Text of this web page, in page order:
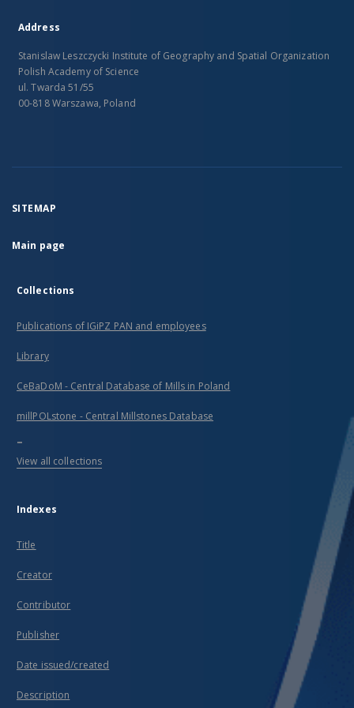
Address
Stanislaw Leszczycki Institute of Geography and Spatial Organization
Polish Academy of Science
ul. Twarda 51/55
00-818 Warszawa, Poland
SITEMAP
Main page
Collections
Publications of IGiPZ PAN and employees
Library
CeBaDoM - Central Database of Mills in Poland
millPOLstone - Central Millstones Database
...
View all collections
Indexes
Title
Creator
Contributor
Publisher
Date issued/created
Description